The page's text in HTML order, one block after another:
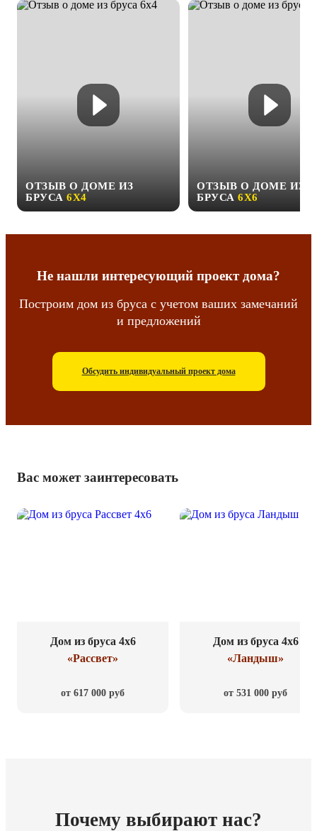
ОТЗЫВ О ДОМЕ ИЗ
БРУСА 6Х4
ОТЗЫВ О ДОМЕ ИЗ
БРУСА 6Х6
Не нашли интересующий проект дома?
Построим дом из бруса с учетом ваших замечаний
и предложений
Обсудить индивидуальный проект дома
Вас может заинтересовать
Дом из бруса 4x6
«Рассвет»
от 617 000 руб
Дом из бруса 4x6
«Ландыш»
от 531 000 руб
Почему выбирают нас?